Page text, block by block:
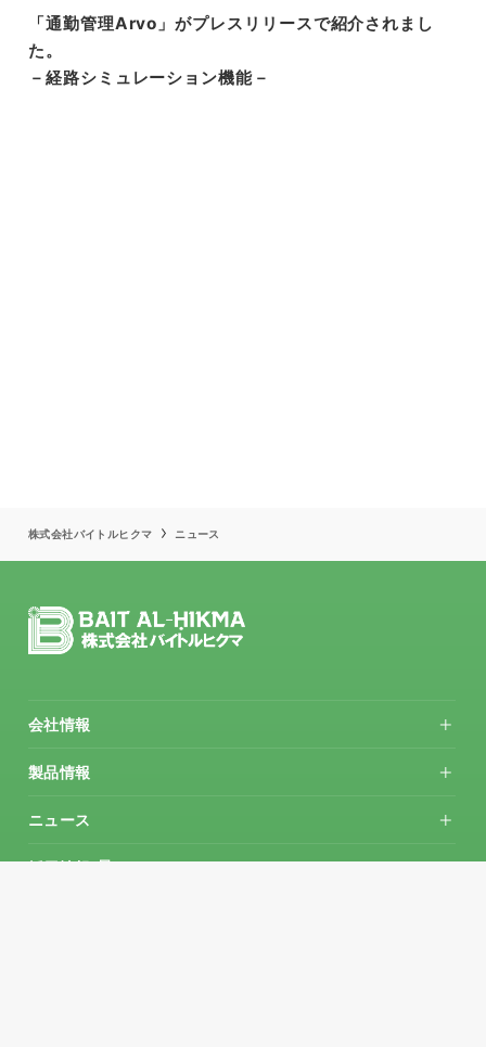
「通勤管理Arvo」がプレスリリースで紹介されまし
た。
－経路シミュレーション機能－
株式会社バイトルヒクマ ニュース
会社情報
会社概要
ご挨拶
沿革
業務概要
過去製品一覧
企業の社会的責任への取り組み
情報セキュリティ方針
個人情報保護
環境方針書
製品情報
コミュニケーションツール
人事業務サポート製品
開発支援サポート製品
品質への取り組み
ニュース
ニュース一覧
お知らせ
プレスリリース
メディア掲載
採用情報